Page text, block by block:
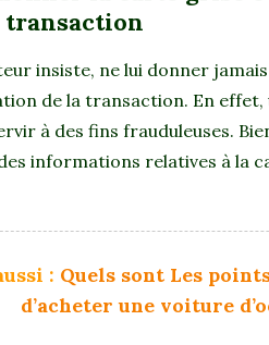
transaction
insiste, ne lui donner
de la transaction. En
à des fins frauduleuses.
informations relatives à la
: Quels sont Les
d’acheter une voiture